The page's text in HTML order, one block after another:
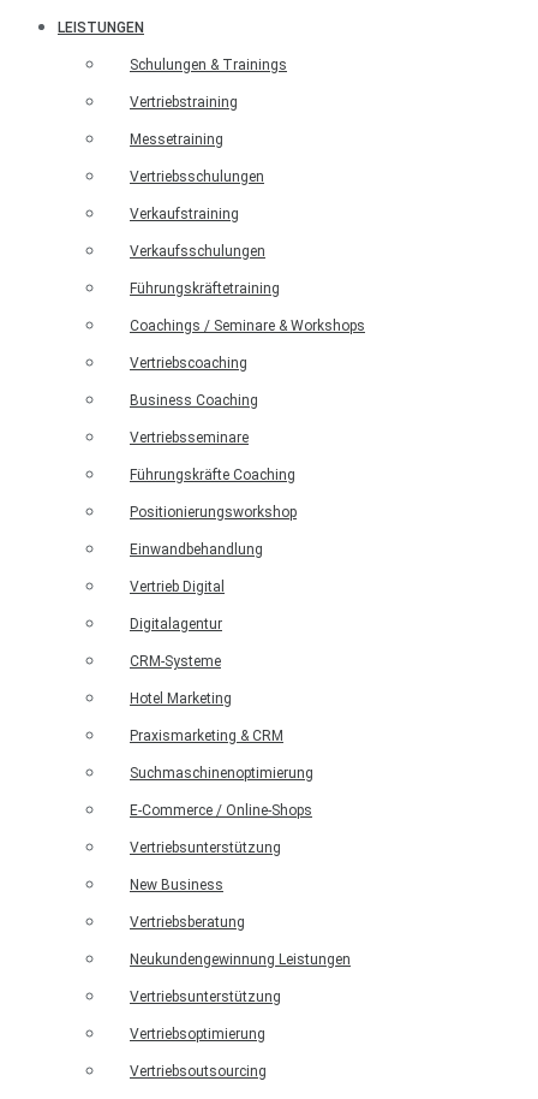
LEISTUNGEN
Schulungen & Trainings
Vertriebstraining
Messetraining
Vertriebsschulungen
Verkaufstraining
Verkaufsschulungen
Führungskräftetraining
Coachings / Seminare & Workshops
Vertriebscoaching
Business Coaching
Vertriebsseminare
Führungskräfte Coaching
Positionierungsworkshop
Einwandbehandlung
Vertrieb Digital
Digitalagentur
CRM-Systeme
Hotel Marketing
Praxismarketing & CRM
Suchmaschinenoptimierung
E-Commerce / Online-Shops
Vertriebsunterstützung
New Business
Vertriebsberatung
Neukundengewinnung Leistungen
Vertriebsunterstützung
Vertriebsoptimierung
Vertriebsoutsourcing